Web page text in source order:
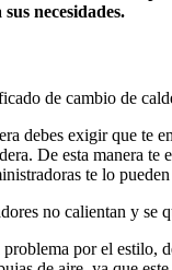
necesidades.
de cambio de
debes exigir que te
De esta manera te
te lo
no calientan y se
problema por el estilo,